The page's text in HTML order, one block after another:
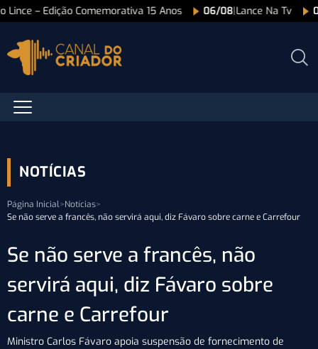
Lince – Edição Comemorativa 15 Anos 06/08|Lance Na Tv
NOTÍCIAS
Página Inicial>Notícias>
Se não serve a francês, não servirá aqui, diz Fávaro sobre carne e Carrefour
Se não serve a francês, não
servirá aqui, diz Fávaro sobre
carne e Carrefour
Ministro Carlos Fávaro apoia suspensão de fornecimento de